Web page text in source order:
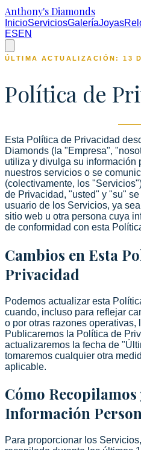
Anthony's Diamonds
InicioServiciosGaleríaJoyas
ESEN
ÚLTIMA ACTUALIZACIÓN: 13
Política de
Esta Política de Privacidad
Diamonds (la "Empresa",
utiliza y divulga su información
nuestros servicios o se
(colectivamente, los
de Privacidad, "usted" y "su"
usuario de los Servicios, ya
sitio web u otra persona cuya
de conformidad con esta
Cambios en Esta
Privacidad
Podemos actualizar esta
cuando, incluso para reflejar
o por otras razones operativas,
Publicaremos la Política de
actualizaremos la fecha de
tomaremos cualquier otra
aplicable.
Cómo
Información
Para proporcionar los